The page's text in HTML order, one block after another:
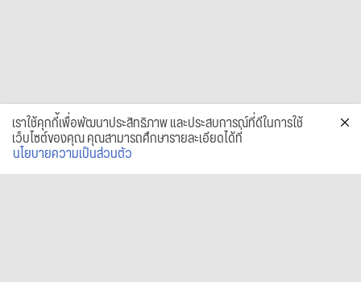
เราใช้คุกกี้เพื่อพัฒนาประสิทธิภาพ และประสบการณ์ที่ดีในการใช้
เว็บไซต์ของคุณ คุณสามารถศึกษารายละเอียดได้ที่
นโยบายความเป็นส่วนตัว